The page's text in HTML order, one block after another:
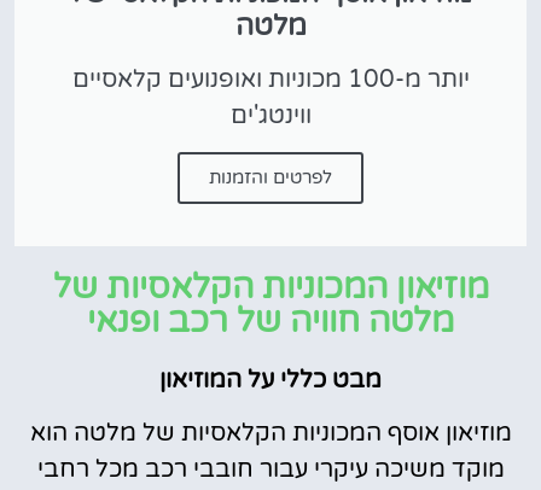
מלטה
יותר מ-100 מכוניות ואופנועים קלאסיים
ווינטג'ים
לפרטים והזמנות
מוזיאון המכוניות הקלאסיות של
מלטה חוויה של רכב ופנאי
מבט כללי על המוזיאון
מוזיאון אוסף המכוניות הקלאסיות של מלטה הוא
מוקד משיכה עיקרי עבור חובבי רכב מכל רחבי